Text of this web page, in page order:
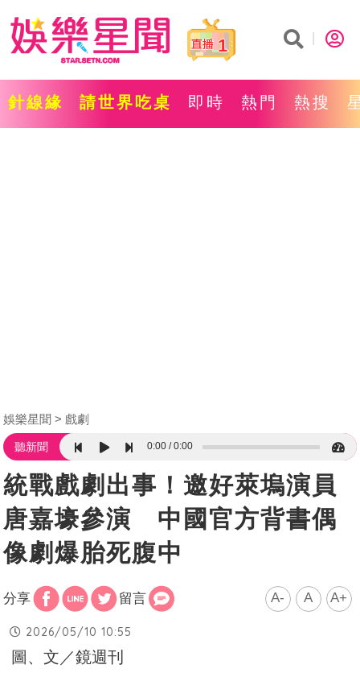
1
針線緣 請世界吃桌 即時 熱門 熱搜
娛樂星聞 戲劇
聽新聞 0:00 0:00
統戰戲劇出事！邀好萊塢演員
唐嘉壕參演 中國官方背書偶
像劇爆胎死腹中
分享 留言 A- A A+
2026/05/10 10:55
圖、文／鏡週刊